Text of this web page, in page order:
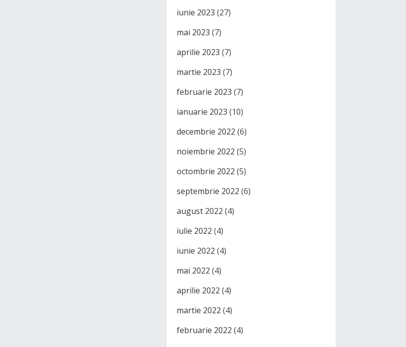
iunie 2023 (27)
mai 2023 (7)
aprilie 2023 (7)
martie 2023 (7)
februarie 2023 (7)
ianuarie 2023 (10)
decembrie 2022 (6)
noiembrie 2022 (5)
octombrie 2022 (5)
septembrie 2022 (6)
august 2022 (4)
iulie 2022 (4)
iunie 2022 (4)
mai 2022 (4)
aprilie 2022 (4)
martie 2022 (4)
februarie 2022 (4)